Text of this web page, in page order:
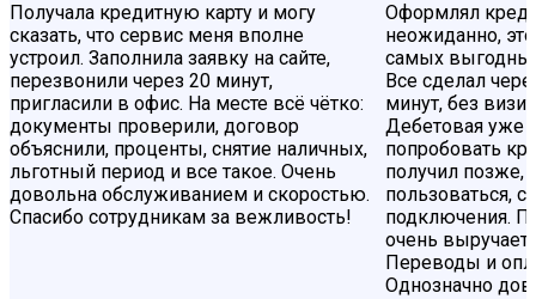
Получала кредитную карту и могу
сказать, что сервис меня вполне
устроил. Заполнила заявку на сайте,
перезвонили через 20 минут,
пригласили в офис. На месте всё чётко:
документы проверили, договор
объяснили, проценты, снятие наличных,
льготный период и все такое. Очень
довольна обслуживанием и скоростью.
Спасибо сотрудникам за вежливость!
Оформлял
неожиданно,
самых
Все сделал
минут, без
Дебетовая уже
попробовать
получил позже,
пользоваться,
подключения.
очень выручает
Переводы и
Однозначно